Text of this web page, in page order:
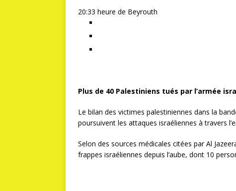
20:33 heure de Beyrouth
Plus de 40 Palestiniens tués par l’armée
Le bilan des victimes palestiniennes dans la
poursuivent les attaques israéliennes à travers
Selon des sources médicales citées par Al
frappes israéliennes depuis l’aube, dont 10